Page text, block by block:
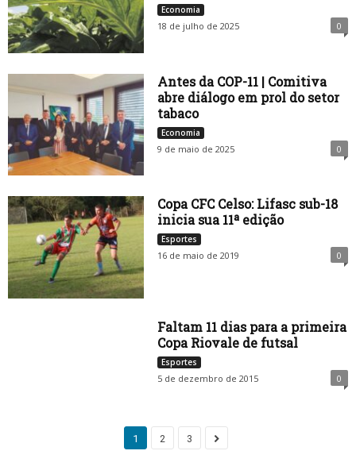
Economia
18 de julho de 2025 0
Antes da COP-11 | Comitiva
abre diálogo em prol do setor
tabaco
Economia
9 de maio de 2025 0
Copa CFC Celso: Lifasc sub-18
inicia sua 11ª edição
Esportes
16 de maio de 2019 0
Faltam 11 dias para a primeira
Copa Riovale de futsal
Esportes
5 de dezembro de 2015 0
1 2 3